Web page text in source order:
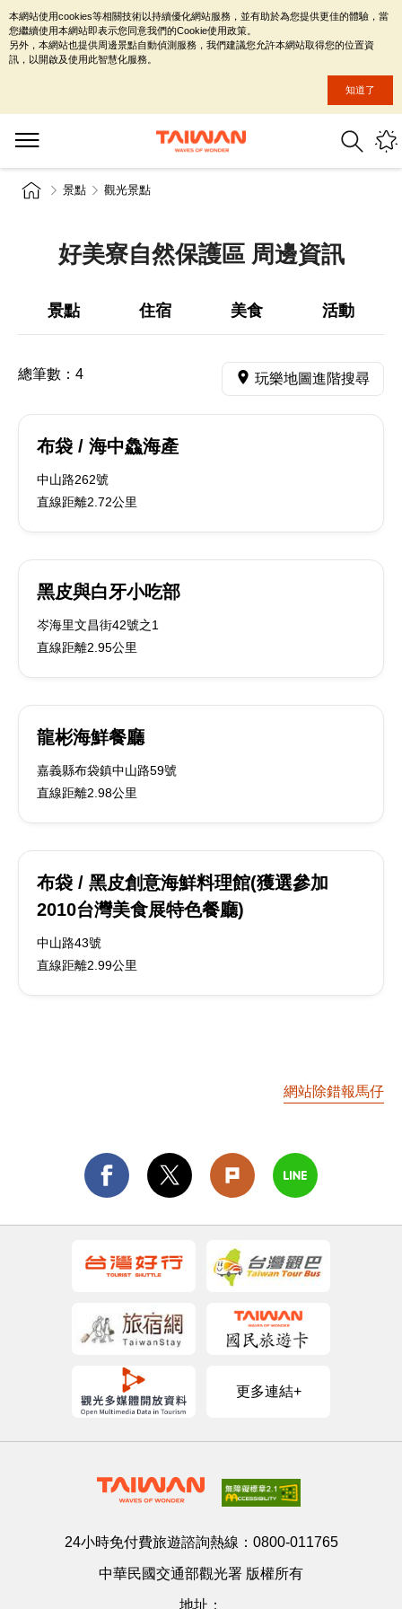
景點 觀光景點
好美寮自然保護區 周邊資訊
景點 住宿 美食 活動
總筆數： 4 玩樂地圖進階搜尋
布袋 / 海中鱻海產
中山路262號
直線距離2.72公里
黑皮與白牙小吃部
岑海里文昌街42號之1
直線距離2.95公里
龍彬海鮮餐廳
嘉義縣布袋鎮中山路59號
直線距離2.98公里
布袋 / 黑皮創意海鮮料理館(獲選參加
2010台灣美食展特色餐廳)
中山路43號
直線距離2.99公里
網站除錯報馬仔
更多連結+
24小時免付費旅遊諮詢熱線： 0800-011765
中華民國交通部觀光署 版權所有
地址：
本網站使用cookies等相關技術以持續優化網站服務，並有助於為您提供更佳的體驗，當
您繼續使用本網站即表示您同意我們的Cookie使用政策。
另外，本網站也提供周邊景點自動偵測服務，我們建議您允許本網站取得您的位置資
訊，以開啟及使用此智慧化服務。
知道了